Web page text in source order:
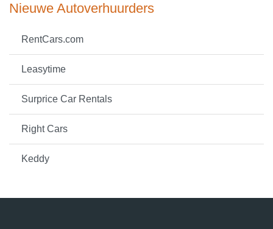
Nieuwe Autoverhuurders
RentCars.com
Leasytime
Surprice Car Rentals
Right Cars
Keddy